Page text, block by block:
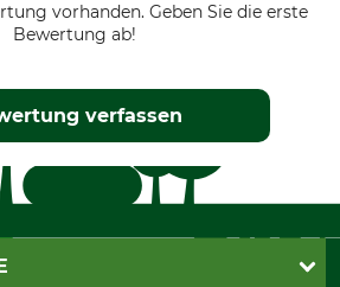
vorhanden. Geben Sie die erste
Bewertung ab!
verfassen